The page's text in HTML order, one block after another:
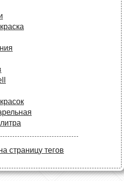
страницу тегов